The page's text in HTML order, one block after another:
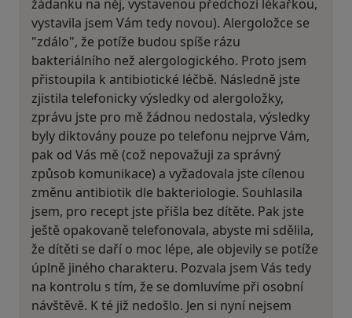
žádanku na něj, vystavenou předchozí lékařkou,
vystavila jsem Vám tedy novou). Alergoložce se
"zdálo", že potíže budou spíše rázu
bakteriálního než alergologického. Proto jsem
přistoupila k antibiotické léčbě. Následně jste
zjistila telefonicky výsledky od alergoložky,
zprávu jste pro mě žádnou nedostala, výsledky
byly diktovány pouze po telefonu nejprve Vám,
pak od Vás mě (což nepovažuji za správný
způsob komunikace) a vyžadovala jste cílenou
změnu antibiotik dle bakteriologie. Souhlasila
jsem, pro recept jste přišla bez dítěte. Pak jste
ještě opakovaně telefonovala, abyste mi sdělila,
že dítěti se daří o moc lépe, ale objevily se potíže
úplně jiného charakteru. Pozvala jsem Vás tedy
na kontrolu s tím, že se domluvíme při osobní
návštěvě. K té již nedošlo. Jen si nyní nejsem